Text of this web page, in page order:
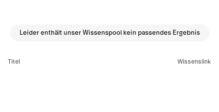
Leider enthält unser Wissenspool kein passendes Ergebnis
Titel Wissenslink